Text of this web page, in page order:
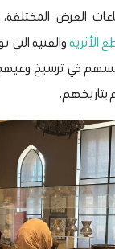
العرض
الأثريةوالفنية التي
يسهم في ترسيخ
بتاريخهم.